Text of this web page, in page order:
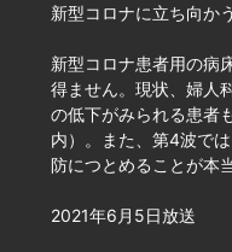
新型コロナに立ち向か
新型コロナ患者用の病
得ません。現状、婦人
の低下がみられる患者
内）。また、第4波で
防につとめることが本
2021年6月5日放送